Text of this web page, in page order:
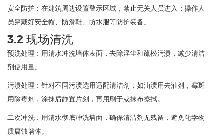
安全防护：在建筑周边设置警示区域，禁止无关人员进入；操作人
员穿戴好安全帽、防滑鞋、防水服等防护装备。
3.2 现场清洗
预洗处理：用清水冲洗墙体表面，去除浮尘和疏松污渍，减少清洁
剂使用量。
污渍处理：针对不同污渍选用适配清洁剂，如油渍用去油剂，霉斑
用除霉剂，涂抹后静置片刻，再用刷子或抹布擦拭。
二次冲洗：用清水彻底冲洗墙面，确保清洁剂无残留，避免化学物
质腐蚀墙体。